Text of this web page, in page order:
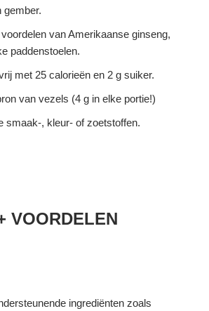
gember.
van Amerikaanse ginseng,
paddenstoelen.
met 25 calorieën en 2 g suiker.
van vezels (4 g in elke portie!)
smaak-, kleur- of zoetstoffen.
VOORDELEN
ingrediënten zoals